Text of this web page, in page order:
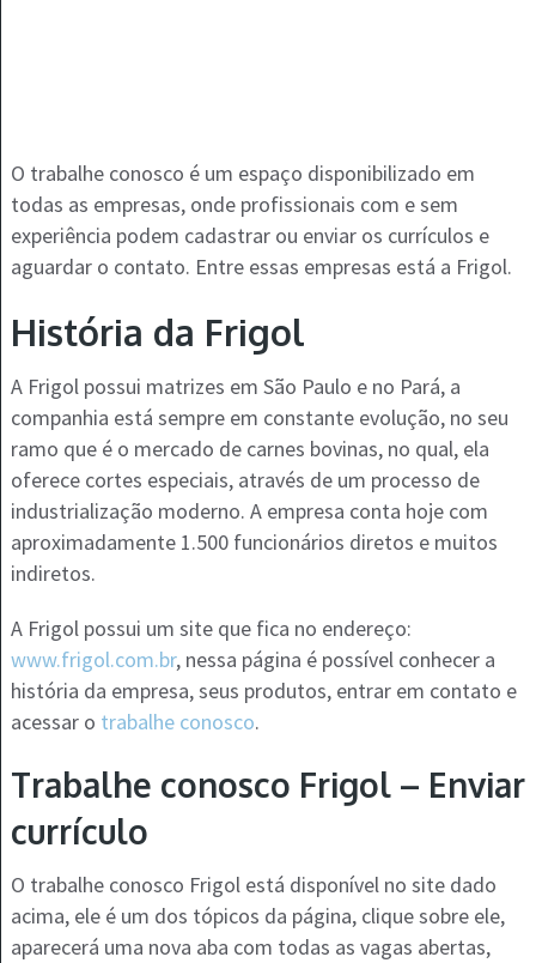
O trabalhe conosco é um espaço disponibilizado em
todas as empresas, onde profissionais com e sem
experiência podem cadastrar ou enviar os currículos e
aguardar o contato. Entre essas empresas está a Frigol.
História da Frigol
A Frigol possui matrizes em São Paulo e no Pará, a
companhia está sempre em constante evolução, no seu
ramo que é o mercado de carnes bovinas, no qual, ela
oferece cortes especiais, através de um processo de
industrialização moderno. A empresa conta hoje com
aproximadamente 1.500 funcionários diretos e muitos
indiretos.
A Frigol possui um site que fica no endereço:
www.frigol.com.br, nessa página é possível conhecer a
história da empresa, seus produtos, entrar em contato e
acessar o trabalhe conosco.
Trabalhe conosco Frigol – Enviar
currículo
O trabalhe conosco Frigol está disponível no site dado
acima, ele é um dos tópicos da página, clique sobre ele,
aparecerá uma nova aba com todas as vagas abertas,